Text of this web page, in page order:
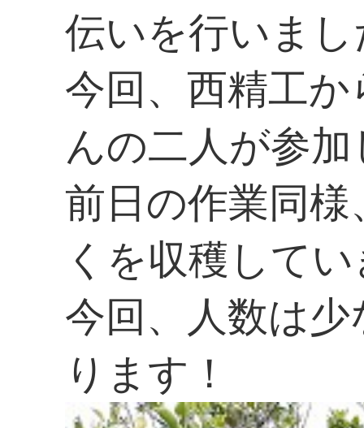
伝いを行いま
今回、西精工
んの二人が参
前日の作業同
くを収穫して
今回、人数は
ります！